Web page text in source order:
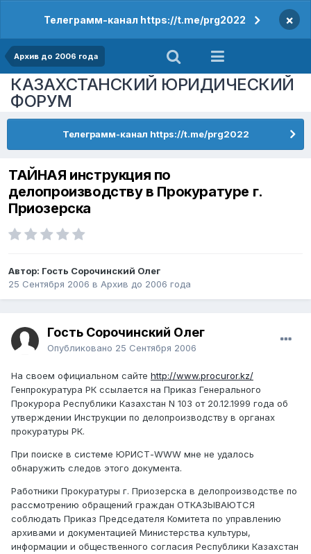
Телеграмм-канал https://t.me/prg2022 ×
Архив до 2006 года
КАЗАХСТАНСКИЙ ЮРИДИЧЕСКИЙ
ФОРУМ
Телеграмм-канал https://t.me/prg2022
ТАЙНАЯ инструкция по
делопроизводству в Прокуратуре г.
Приозерска
Автор: Гость Сорочинский Олег
25 Сентября 2006 в Архив до 2006 года
Гость Сорочинский Олег
Опубликовано 25 Сентября 2006
На своем официальном сайте http://www.procuror.kz/
Генпрокуратура РК ссылается на Приказ Генерального
Прокурора Республики Казахстан N 103 от 20.12.1999 года об
утверждении Инструкции по делопроизводству в органах
прокуратуры РК.
При поиске в системе ЮРИСТ-WWW мне не удалось
обнаружить следов этого документа.
Работники Прокуратуры г. Приозерска в делопроизводстве по
рассмотрению обращений граждан ОТКАЗЫВАЮТСЯ
соблюдать Приказ Председателя Комитета по управлению
архивами и документацией Министерства культуры,
информации и общественного согласия Республики Казахстан